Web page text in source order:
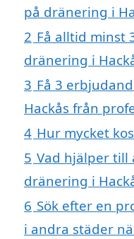
på dränering i
2 Få alltid minst
dränering i
3 Få 3
Hackås från
4 Hur mycket
5 Vad hjälper till
dränering i
6 Sök efter en
i andra städer